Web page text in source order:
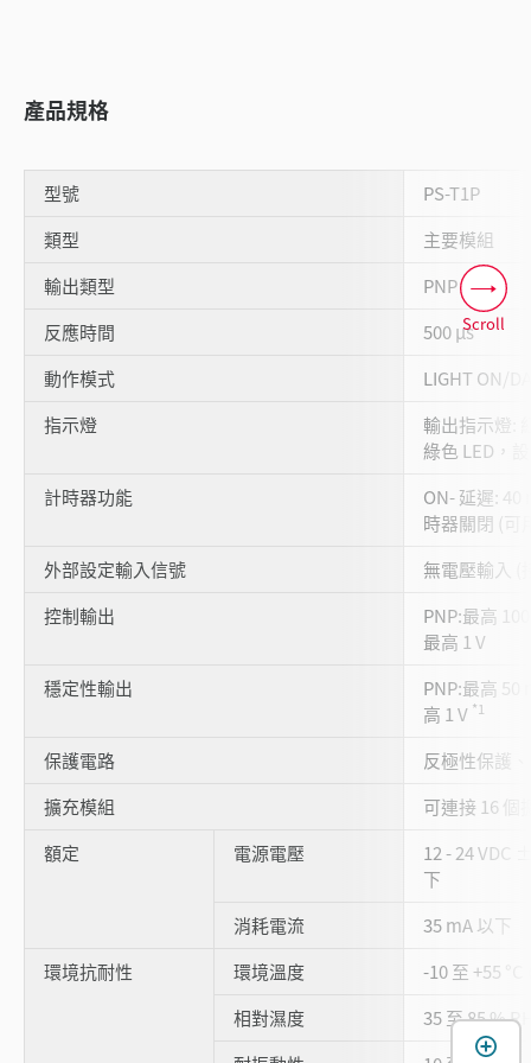
產品規格
型號
PS-T1P
類型
主要模組
輸出類型
PNP
反應時間
500 µs
動作模式
LIGHT ON/
指示燈
輸出指示燈:
綠色 LED，
計時器功能
ON- 延遲: 40
時器關閉 (可
外部設定輸入信號
無電壓輸入 (
控制輸出
PNP:最高
最高 1 V
穩定性輸出
PNP:最高 50
高 1 V *1
保護電路
反極性保護
擴充模組
可連接 16 個
額定
電源電壓
12 - 24 VDC
下
消耗電流
35 mA 以下
環境抗耐性
環境溫度
-10 至 +55
相對濕度
35 至 85 %
Scroll